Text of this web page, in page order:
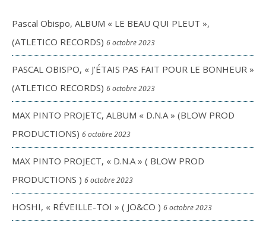
Pascal Obispo, ALBUM « LE BEAU QUI PLEUT »,
(ATLETICO RECORDS) 6 octobre 2023
PASCAL OBISPO, « J’ÉTAIS PAS FAIT POUR LE BONHEUR »
(ATLETICO RECORDS) 6 octobre 2023
MAX PINTO PROJETC, ALBUM « D.N.A » (BLOW PROD
PRODUCTIONS) 6 octobre 2023
MAX PINTO PROJECT, « D.N.A » ( BLOW PROD
PRODUCTIONS ) 6 octobre 2023
HOSHI, « RÉVEILLE-TOI » ( JO&CO ) 6 octobre 2023